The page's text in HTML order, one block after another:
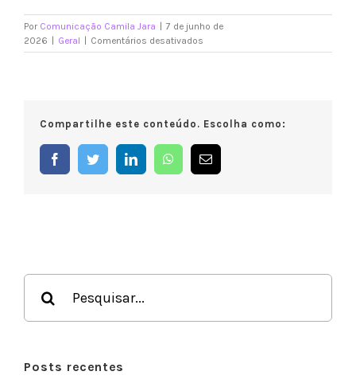
Por Comunicação Camila Jara
7 de junho de
2026
Geral Comentários desativados
Mais
investimentos
por
Camila
Compartilhe este conteúdo. Escolha como:
FacebookTwitterLinkedIn WhatsApp
E-
mail
resultados
para:
Posts recentes